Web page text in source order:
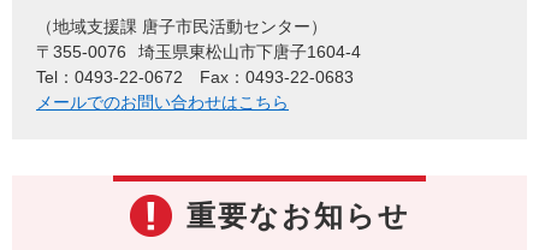
地域支援課 唐子市民活動センター
〒355-0076
埼玉県東松山市下唐子1604-4
Tel：0493-22-0672
Fax：0493-22-0683
メールでのお問い合わせはこちら
重要なお知らせ